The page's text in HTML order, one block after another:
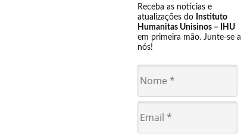
Receba as notícias e
atualizações do Instituto
Humanitas Unisinos – IHU
em primeira mão. Junte-se a
nós!